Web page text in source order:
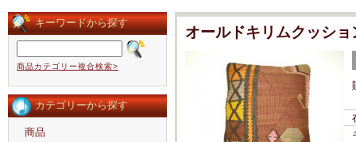
キーワードから探す
商品カテゴリー複合検索>
カテゴリーから探す
商品
オールドキリムクッショ